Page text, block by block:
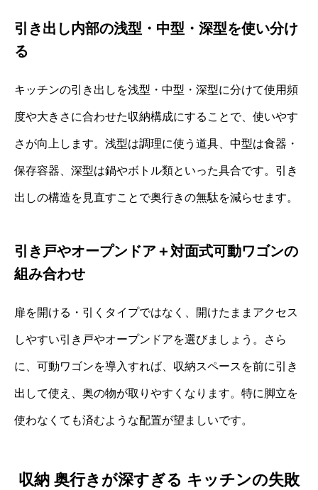
引き出し内部の浅型・中型・深型を使い分け
る
キッチンの引き出しを浅型・中型・深型に分けて使用頻
度や大きさに合わせた収納構成にすることで、使いやす
さが向上します。浅型は調理に使う道具、中型は食器・
保存容器、深型は鍋やボトル類といった具合です。引き
出しの構造を見直すことで奥行きの無駄を減らせます。
引き戸やオープンドア＋対面式可動ワゴンの
組み合わせ
扉を開ける・引くタイプではなく、開けたままアクセス
しやすい引き戸やオープンドアを選びましょう。さら
に、可動ワゴンを導入すれば、収納スペースを前に引き
出して使え、奥の物が取りやすくなります。特に脚立を
使わなくても済むような配置が望ましいです。
収納 奥行きが深すぎる キッチンの失敗